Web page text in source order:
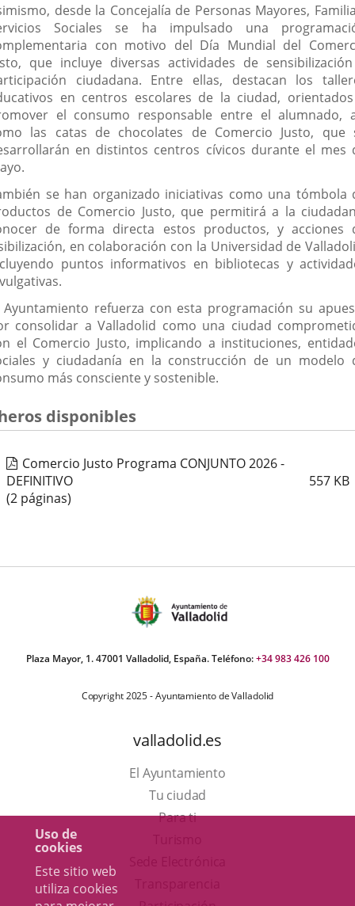
Uso de
cookies
Este sitio web
utiliza cookies
desde la Concejalía de Personas Mayores,
Sociales se ha impulsado una
con motivo del Día Mundial del
que incluye diversas actividades de
ciudadana. Entre ellas, destacan los
en centros escolares de la ciudad,
el consumo responsable entre el alumnado,
las catas de chocolates de Comercio Justo, que
en distintos centros cívicos durante el mes
se han organizado iniciativas como una tómbola
de Comercio Justo, que permitirá a la
de forma directa estos productos, y acciones
en colaboración con la Universidad de
puntos informativos en bibliotecas y
Ayuntamiento refuerza con esta programación su
consolidar a Valladolid como una ciudad
el Comercio Justo, implicando a instituciones,
y ciudadanía en la construcción de un modelo
más consciente y sostenible.
disponibles
Comercio Justo Programa CONJUNTO 2026 -
DEFINITIVO
557 KB
(2 páginas)
Plaza Mayor, 1. 47001 Valladolid, España. Teléfono:+34 983 426 100
Copyright 2025 - Ayuntamiento de Valladolid
valladolid.es
El Ayuntamiento
Tu ciudad
Para ti